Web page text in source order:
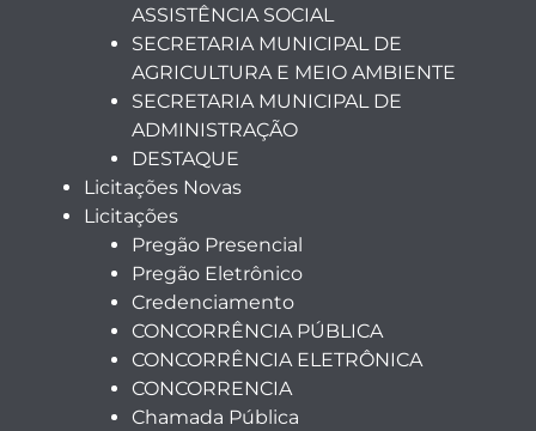
ASSISTÊNCIA SOCIAL
SECRETARIA MUNICIPAL DE
AGRICULTURA E MEIO AMBIENTE
SECRETARIA MUNICIPAL DE
ADMINISTRAÇÃO
DESTAQUE
Licitações Novas
Licitações
Pregão Presencial
Pregão Eletrônico
Credenciamento
CONCORRÊNCIA PÚBLICA
CONCORRÊNCIA ELETRÔNICA
CONCORRENCIA
Chamada Pública